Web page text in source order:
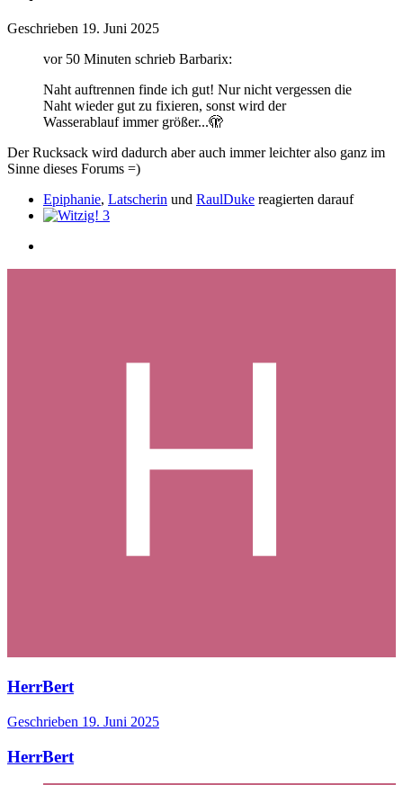
Geschrieben 19. Juni 2025
vor 50 Minuten schrieb Barbarix:
Naht auftrennen finde ich gut! Nur nicht vergessen die
Naht wieder gut zu fixieren, sonst wird der
Wasserablauf immer größer...🫣
Der Rucksack wird dadurch aber auch immer leichter also ganz im
Sinne dieses Forums =)
Epiphanie, Latscherin und RaulDuke reagierten darauf
3
HerrBert
Geschrieben 19. Juni 2025
HerrBert